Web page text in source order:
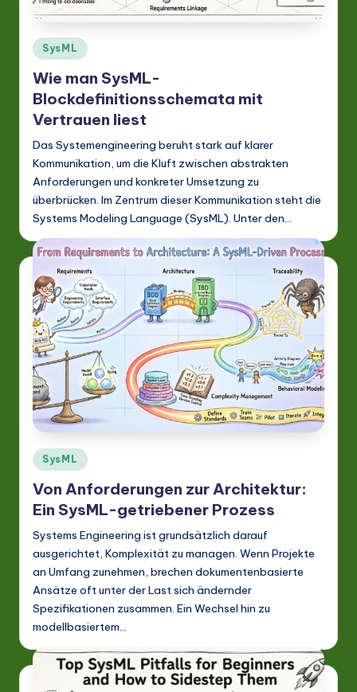
Posted
in
SysML
Wie man SysML-
Blockdefinitionsschemata mit
Vertrauen liest
Das Systemengineering beruht stark auf klarer
Kommunikation, um die Kluft zwischen abstrakten
Anforderungen und konkreter Umsetzung zu
überbrücken. Im Zentrum dieser Kommunikation steht die
Systems Modeling Language (SysML). Unter den…
Posted
in
SysML
Von Anforderungen zur Architektur:
Ein SysML-getriebener Prozess
Systems Engineering ist grundsätzlich darauf
ausgerichtet, Komplexität zu managen. Wenn Projekte
an Umfang zunehmen, brechen dokumentenbasierte
Ansätze oft unter der Last sich ändernder
Spezifikationen zusammen. Ein Wechsel hin zu
modellbasiertem…